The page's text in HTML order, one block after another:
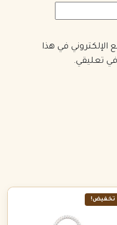
الإلكتروني في هذا
تعليقي.
تخفيض!